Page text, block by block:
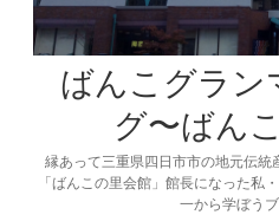
ばんこグラン
グ〜ばん
縁あって三重県四日市市の地元伝
「ばんこの里会館」館長になった私
一から学ぼうブ